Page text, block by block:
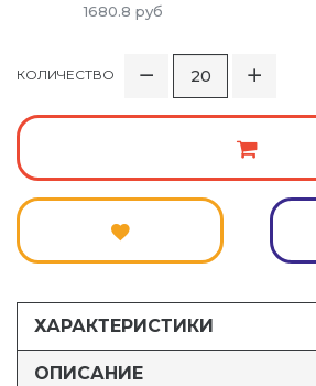
1680.8 руб
КОЛИЧЕСТВО
ХАРАКТЕРИСТИКИ
ОПИСАНИЕ